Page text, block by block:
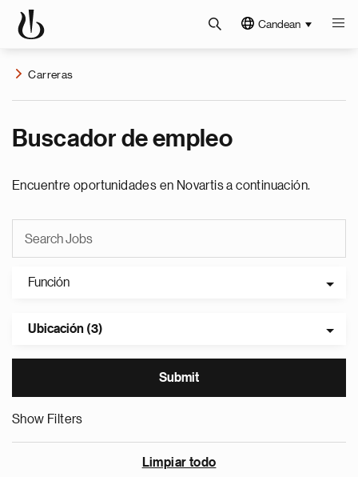
Candean
Carreras
Buscador de empleo
Encuentre oportunidades en Novartis a continuación.
Función
Ubicación (3)
Show Filters
Limpiar todo